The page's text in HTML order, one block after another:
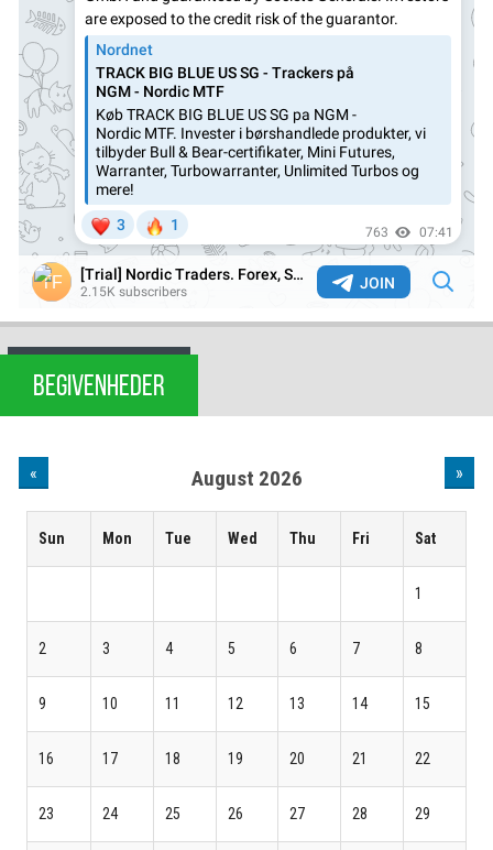
BEGIVENHEDER
« August 2026 »
Sun Mon Tue Wed Thu Fri Sat
1
2 3 4 5 6 7 8
9 10 11 12 13 14 15
16 17 18 19 20 21 22
23 24 25 26 27 28 29